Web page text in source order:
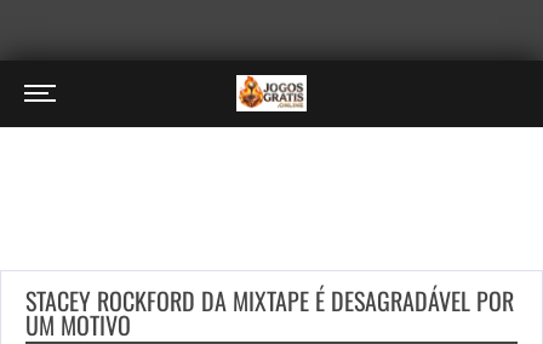
STACEY ROCKFORD DA MIXTAPE É DESAGRADÁVEL POR
UM MOTIVO